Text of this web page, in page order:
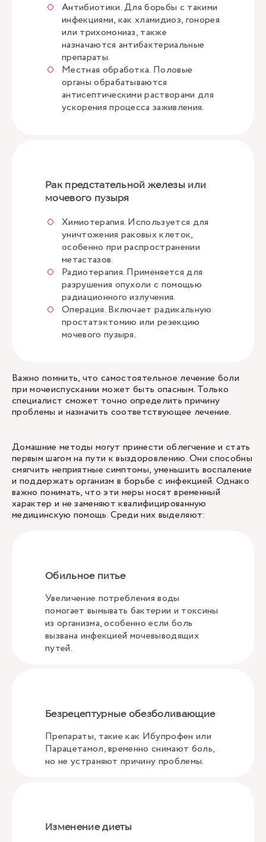
Антибиотики. Для борьбы с такими
инфекциями, как хламидиоз, гонорея
или трихомониаз, также
назначаются антибактериальные
препараты.
Местная обработка. Половые
органы обрабатываются
антисептическими растворами для
ускорения процесса заживления.
Рак предстательной железы или
мочевого пузыря
Химиотерапия. Используется для
уничтожения раковых клеток,
особенно при распространении
метастазов.
Радиотерапия. Применяется для
разрушения опухоли с помощью
радиационного излучения.
Операция. Включает радикальную
простатэктомию или резекцию
мочевого пузыря.
Важно помнить, что самостоятельное лечение боли
при мочеиспускании может быть опасным. Только
специалист сможет точно определить причину
проблемы и назначить соответствующее лечение.
Домашние методы могут принести облегчение и стать
первым шагом на пути к выздоровлению. Они способны
смягчить неприятные симптомы, уменьшить воспаление
и поддержать организм в борьбе с инфекцией. Однако
важно понимать, что эти меры носят временный
характер и не заменяют квалифицированную
медицинскую помощь. Среди них выделяют:
Обильное питье
Увеличение потребления воды
помогает вымывать бактерии и токсины
из организма, особенно если боль
вызвана инфекцией мочевыводящих
путей.
Безрецептурные обезболивающие
Препараты, такие как Ибупрофен или
Парацетамол, временно снимают боль,
но не устраняют причину проблемы.
Изменение диеты